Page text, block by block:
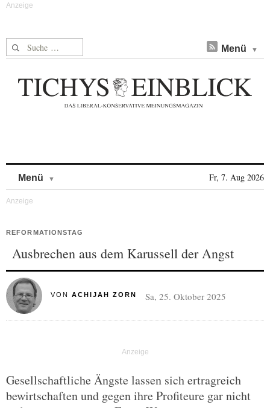
Suche nach: Menü
Menü Fr, 7. Aug 2026
REFORMATIONSTAG
Ausbrechen aus dem Karussell der Angst
VON ACHIJAH ZORN Sa, 25. Oktober 2025
Gesellschaftliche Ängste lassen sich ertragreich
bewirtschaften und gegen ihre Profiteure gar nicht